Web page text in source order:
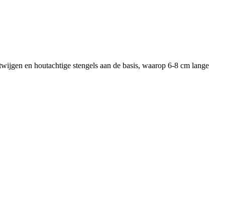
en houtachtige stengels aan de basis, waarop 6-8 cm lange